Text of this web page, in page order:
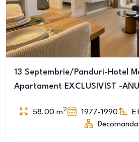
13 Septembrie/Panduri-Hotel
Apartament EXCLUSIVIST -
58.00 m2 1977-1990